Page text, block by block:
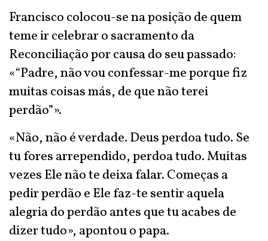
Francisco colocou-se na posição de quem
teme ir celebrar o sacramento da
Reconciliação por causa do seu passado:
«“Padre, não vou confessar-me porque fiz
muitas coisas más, de que não terei
perdão”».
«Não, não é verdade. Deus perdoa tudo. Se
tu fores arrependido, perdoa tudo. Muitas
vezes Ele não te deixa falar. Começas a
pedir perdão e Ele faz-te sentir aquela
alegria do perdão antes que tu acabes de
dizer tudo», apontou o papa.